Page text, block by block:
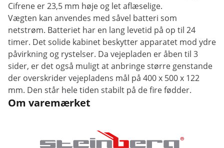
Cifrene er 23,5 mm høje og let aflæselige.
Vægten kan anvendes med såvel batteri som
netstrøm. Batteriet har en lang levetid på op til 24
timer. Det solide kabinet beskytter apparatet mod ydre
påvirkning og rystelser. Da vejepladen er åben til 3
sider, er det også muligt at anbringe større genstande
der overskrider vejepladens mål på 400 x 500 x 122
mm. Den står hele tiden stabilt på de fire fødder.
Om varemærket